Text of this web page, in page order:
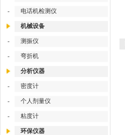
- 电话机检测仪
机械设备
- 测振仪
- 弯折机
分析仪器
- 密度计
- 个人剂量仪
- 粘度计
环保仪器